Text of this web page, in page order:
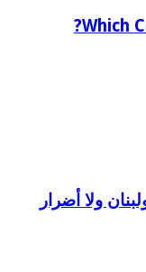
Which
ولا أضرار